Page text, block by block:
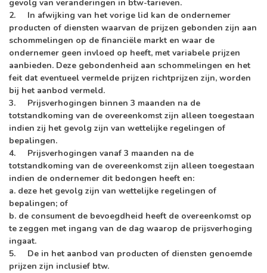
gevolg van veranderingen in btw-tarieven.
2. In afwijking van het vorige lid kan de ondernemer
producten of diensten waarvan de prijzen gebonden zijn aan
schommelingen op de financiële markt en waar de
ondernemer geen invloed op heeft, met variabele prijzen
aanbieden. Deze gebondenheid aan schommelingen en het
feit dat eventueel vermelde prijzen richtprijzen zijn, worden
bij het aanbod vermeld.
3. Prijsverhogingen binnen 3 maanden na de
totstandkoming van de overeenkomst zijn alleen toegestaan
indien zij het gevolg zijn van wettelijke regelingen of
bepalingen.
4. Prijsverhogingen vanaf 3 maanden na de
totstandkoming van de overeenkomst zijn alleen toegestaan
indien de ondernemer dit bedongen heeft en:
a. deze het gevolg zijn van wettelijke regelingen of
bepalingen; of
b. de consument de bevoegdheid heeft de overeenkomst op
te zeggen met ingang van de dag waarop de prijsverhoging
ingaat.
5. De in het aanbod van producten of diensten genoemde
prijzen zijn inclusief btw.